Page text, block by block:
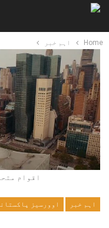
Home اہم خبر
اقوام
اہم خبر اوورسیز